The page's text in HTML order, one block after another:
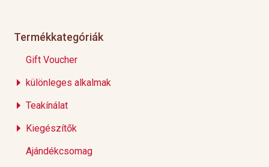
Termékkategóriák
Gift Voucher
különleges alkalmak
Teakínálat
Kiegészítők
Ajándékcsomag